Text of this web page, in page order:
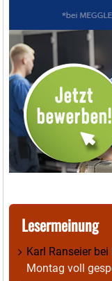
Lesermeinung
Karl Ranseierbei
Montag voll